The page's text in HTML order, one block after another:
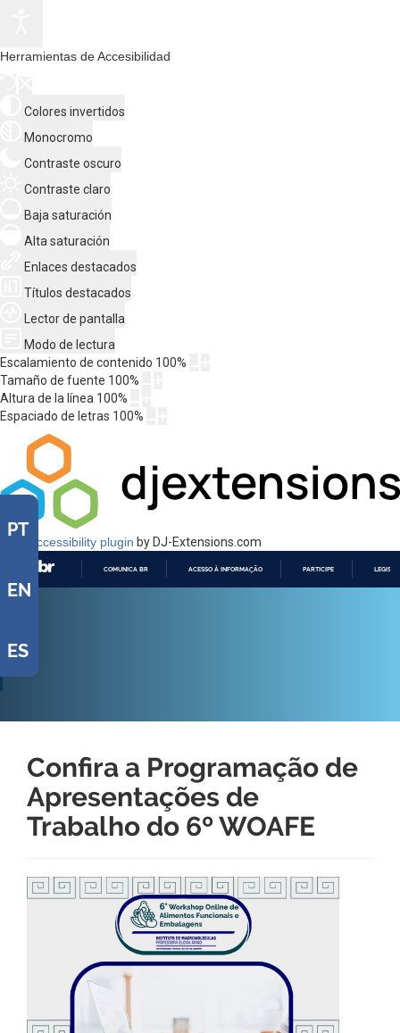
Herramientas de Accesibilidad
Colores invertidos
Monocromo
Contraste oscuro
Contraste claro
Baja saturación
Alta saturación
Enlaces destacados
Títulos destacados
Lector de pantalla
Modo de lectura
Escalamiento de contenido 100%
Tamaño de fuente 100%
Altura de la línea 100%
Espaciado de letras 100%
Web Accessibility plugin by DJ-Extensions.com
COMUNICA BR ACESSO À INFORMAÇÃO PARTICIPE
PT
EN
ES
Confira a Programação de
Apresentações de
Trabalho do 6º WOAFE